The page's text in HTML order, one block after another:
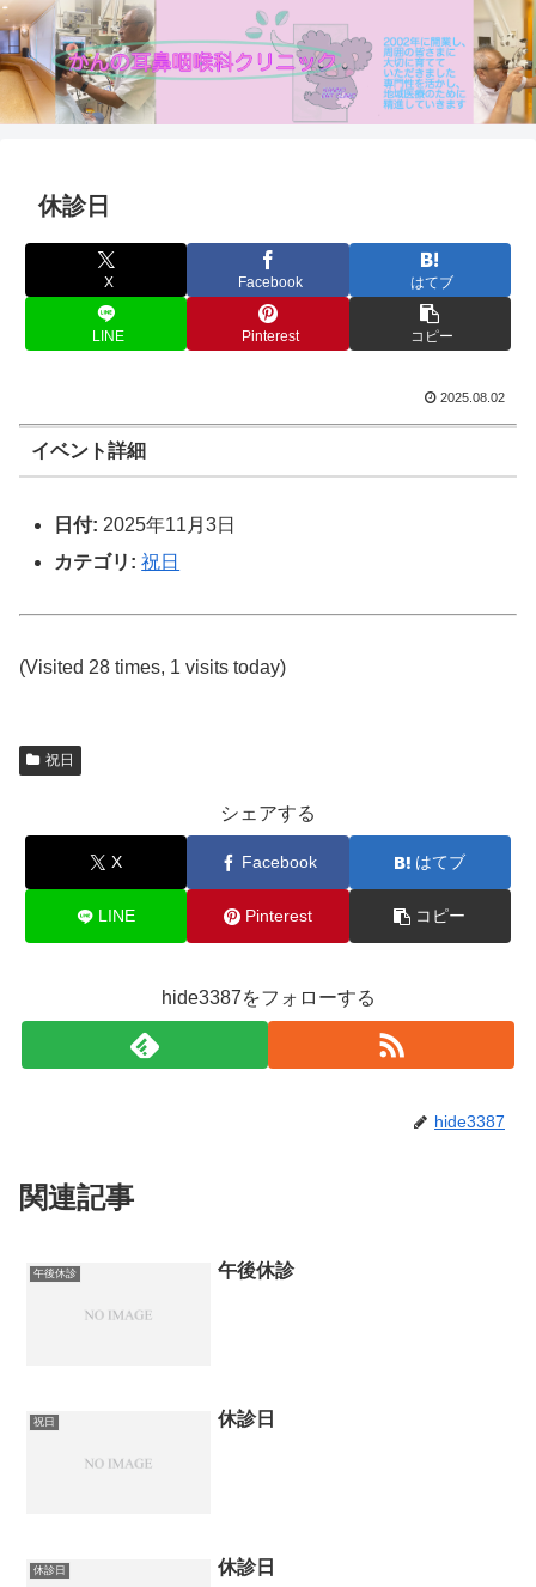
休診日
X Facebook はてブ
LINE Pinterest コピー
2025.08.02
イベント詳細
日付: 2025年11月3日
カテゴリ: 祝日
(Visited 28 times, 1 visits today)
祝日
シェアする
X Facebook はてブ
LINE Pinterest コピー
hide3387をフォローする
hide3387
関連記事
午後休診 午後休診
祝日 休診日
休診日 休診日